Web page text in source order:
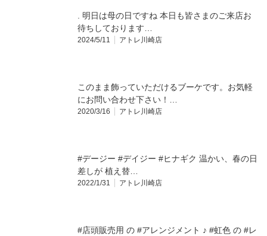
. 明日は母の日ですね️ 本日も皆さまのご来店お
待ちしております…
2024/5/11 アトレ川崎店
このまま飾っていただけるブーケです。お気軽
にお問い合わせ下さい！…
2020/3/16 アトレ川崎店
#デージー #デイジー #ヒナギク 温かい、春の日
差しが 植え替…
2022/1/31 アトレ川崎店
#店頭販売用 の #アレンジメント ♪ #虹色 の #レ